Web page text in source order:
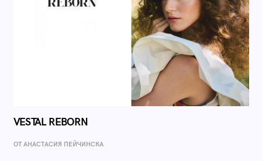
VESTAL REBORN
ОТ AНАСТАСИЯ ПЕЙЧИНСКА